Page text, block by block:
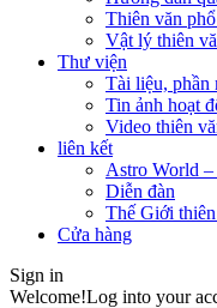
Thiên văn
Vật lý thiên
Thư viện
Tài liệu, phần
Tin ảnh hoạt
Video thiên
liên kết
Astro World
Diễn đàn
Thế Giới
Cửa hàng
Sign in
Welcome!Log into your